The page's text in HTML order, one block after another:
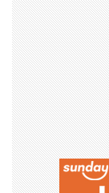
ามบันทึกความร่
ของสหราชอาณ
- Swansea
p 83 ของโลก แ
ริหารธุรกิจ (จา
Rankings
London